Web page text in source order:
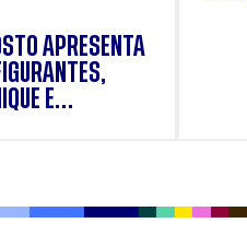
APRESENTA
E